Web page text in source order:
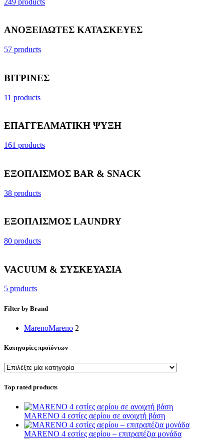
ΑΝΟΞΕΙΔΩΤΕΣ ΚΑΤΑΣΚΕΥΕΣ
57 products
ΒΙΤΡΙΝΕΣ
11 products
ΕΠΑΓΓΕΛΜΑΤΙΚΗ ΨΥΞΗ
161 products
ΕΞΟΠΛΙΣΜΟΣ BAR & SNACK
38 products
ΕΞΟΠΛΙΣΜΟΣ LAUNDRY
80 products
VACUUM & ΣΥΣΚΕΥΑΣΙΑ
5 products
Filter by Brand
MarenoMareno 2
Κατηγορίες προϊόντων
Top rated products
MARENO 4 εστίες αερίου σε ανοιχτή βάση
MARENO 4 εστίες αερίου – επιτραπέζια μονάδα